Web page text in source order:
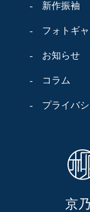
- 新作振袖
- フォトギャ
- お知らせ
- コラム
- プライバシ
京